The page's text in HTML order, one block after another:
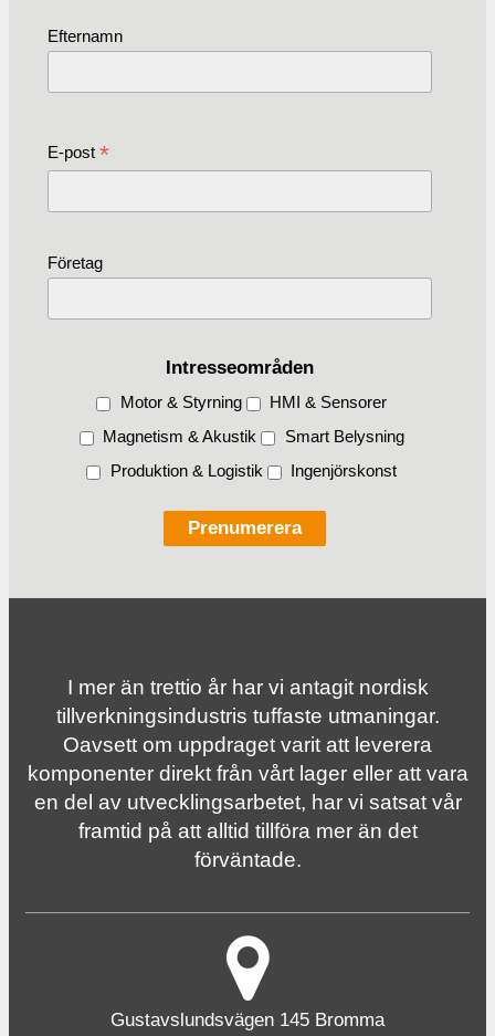
Efternamn
E-post *
Företag
Intresseområden
Motor & Styrning
HMI & Sensorer
Magnetism & Akustik
Smart Belysning
Produktion & Logistik
Ingenjörskonst
I mer än trettio år har vi antagit nordisk
tillverknings­industris tuffaste utmaningar.
Oavsett om uppdraget varit att leverera
komponenter direkt från vårt lager eller att vara
en del av utvecklingsarbetet, har vi satsat vår
framtid på att alltid tillföra mer än det
förväntade.
Gustavslundsvägen 145 Bromma